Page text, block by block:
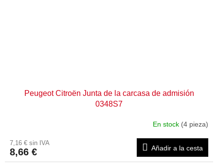
Peugeot Citroën Junta de la carcasa de admisión
0348S7
En stock (4 pieza)
7,16 € sin IVA
8,66 € Añadir a la cesta